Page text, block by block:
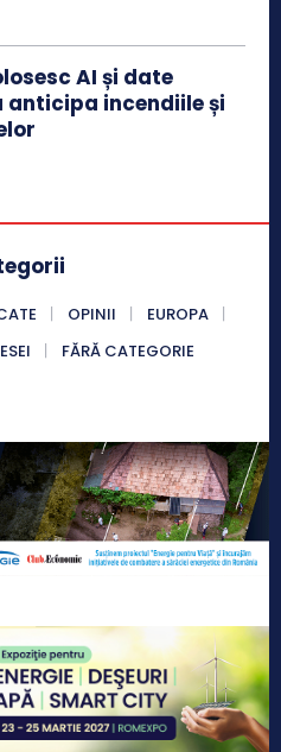
AI și date
anticipa incendiile și
OPINII
EUROPA
FĂRĂ CATEGORIE